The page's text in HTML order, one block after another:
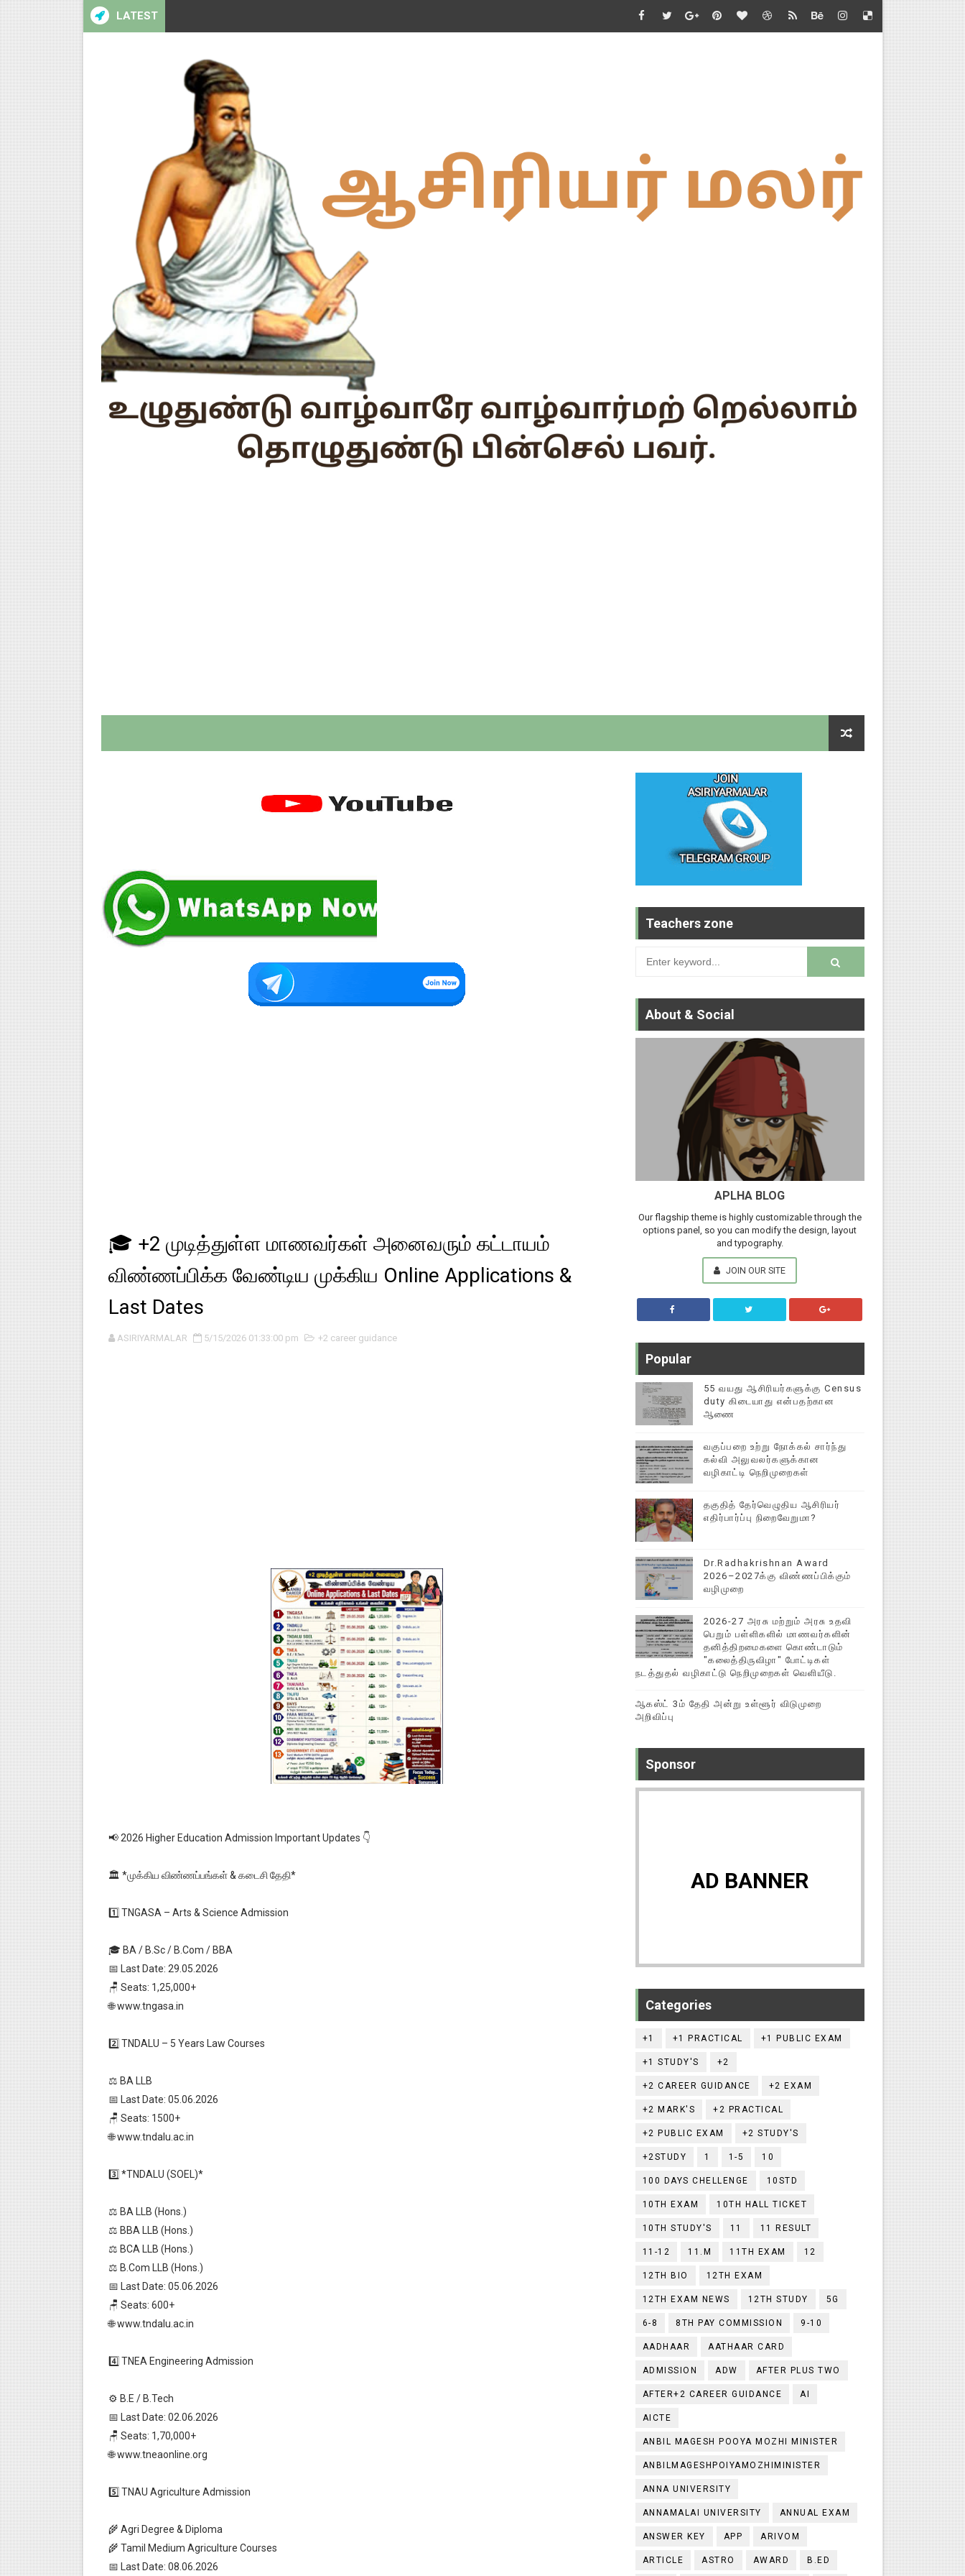
LATEST
🎓 +2 முடித்துள்ள மாணவர்கள் அனைவரும் கட்டாயம்
விண்ணப்பிக்க வேண்டிய முக்கிய Online Applications &
Last Dates
ASIRIYARMALAR 5/15/2026 01:33:00 pm +2 career guidance
📢 2026 Higher Education Admission Important Updates 👇
🏛️ *முக்கிய விண்ணப்பங்கள் & கடைசி தேதி*
1️⃣ TNGASA – Arts & Science Admission
🎓 BA / B.Sc / B.Com / BBA
📅 Last Date: 29.05.2026
🪑 Seats: 1,25,000+
🌐 www.tngasa.in
2️⃣ TNDALU – 5 Years Law Courses
⚖️ BA LLB
📅 Last Date: 05.06.2026
🪑 Seats: 1500+
🌐 www.tndalu.ac.in
3️⃣ *TNDALU (SOEL)*
⚖️ BA LLB (Hons.)
⚖️ BBA LLB (Hons.)
⚖️ BCA LLB (Hons.)
⚖️ B.Com LLB (Hons.)
📅 Last Date: 05.06.2026
🪑 Seats: 600+
🌐 www.tndalu.ac.in
4️⃣ TNEA Engineering Admission
⚙️ B.E / B.Tech
📅 Last Date: 02.06.2026
🪑 Seats: 1,70,000+
🌐 www.tneaonline.org
5️⃣ TNAU Agriculture Admission
🌾 Agri Degree & Diploma
🌾 Tamil Medium Agriculture Courses
📅 Last Date: 08.06.2026
Teachers zone
About & Social
APLHA BLOG
Our flagship theme is highly customizable through the
options panel, so you can modify the design, layout
and typography.
JOIN OUR SITE
Popular
55 வயது ஆசிரியர்களுக்கு Census
duty கிடையாது என்பதற்கான
ஆணை
வகுப்பறை உற்று நோக்கல் சார்ந்து
கல்வி அலுவலர்களுக்கான
வழிகாட்டி நெறிமுறைகள்
தகுதித் தேர்வெழுதிய ஆசிரியர்
எதிர்பார்ப்பு நிறைவேறுமா?
Dr.Radhakrishnan Award
2026–2027க்கு விண்ணப்பிக்கும்
வழிமுறை
2026-27 அரசு மற்றும் அரசு உதவி
பெறும் பள்ளிகளில் மாணவர்களின்
தனித்திறமைகளை கொண்டாடும்
"கலைத்திருவிழா" போட்டிகள்
நடத்துதல் வழிகாட்டு நெறிமுறைகள் வெளியீடு.
ஆகஸ்ட் 3ம் தேதி அன்று உள்ளூர் விடுமுறை
அறிவிப்பு
Sponsor
AD BANNER
Categories
+1 +1 PRACTICAL +1 PUBLIC EXAM
+1 STUDY'S +2
+2 CAREER GUIDANCE +2 EXAM
+2 MARK'S +2 PRACTICAL
+2 PUBLIC EXAM +2 STUDY'S
+2STUDY 1 1-5 10
100 DAYS CHELLENGE 10STD
10TH EXAM 10TH HALL TICKET
10TH STUDY'S 11 11 RESULT
11-12 11.M 11TH EXAM 12
12TH BIO 12TH EXAM
12TH EXAM NEWS 12TH STUDY 5G
6-8 8TH PAY COMMISSION 9-10
AADHAAR AATHAAR CARD
ADMISSION ADW AFTER PLUS TWO
AFTER+2 CAREER GUIDANCE AI
AICTE
ANBIL MAGESH POOYA MOZHI MINISTER
ANBILMAGESHPOIYAMOZHIMINISTER
ANNA UNIVERSITY
ANNAMALAI UNIVERSITY ANNUAL EXAM
ANSWER KEY APP ARIVOM
ARTICLE ASTRO AWARD B.ED